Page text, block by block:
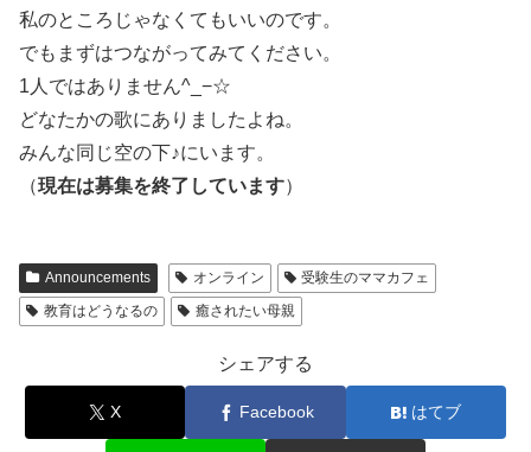
私のところじゃなくてもいいのです。
でもまずはつながってみてください。
1人ではありません^_−☆
どなたかの歌にありましたよね。
みんな同じ空の下♪にいます。
（現在は募集を終了しています）
Announcements オンライン
受験生のママカフェ
教育はどうなるの
癒されたい母親
シェアする
X Facebook はてブ